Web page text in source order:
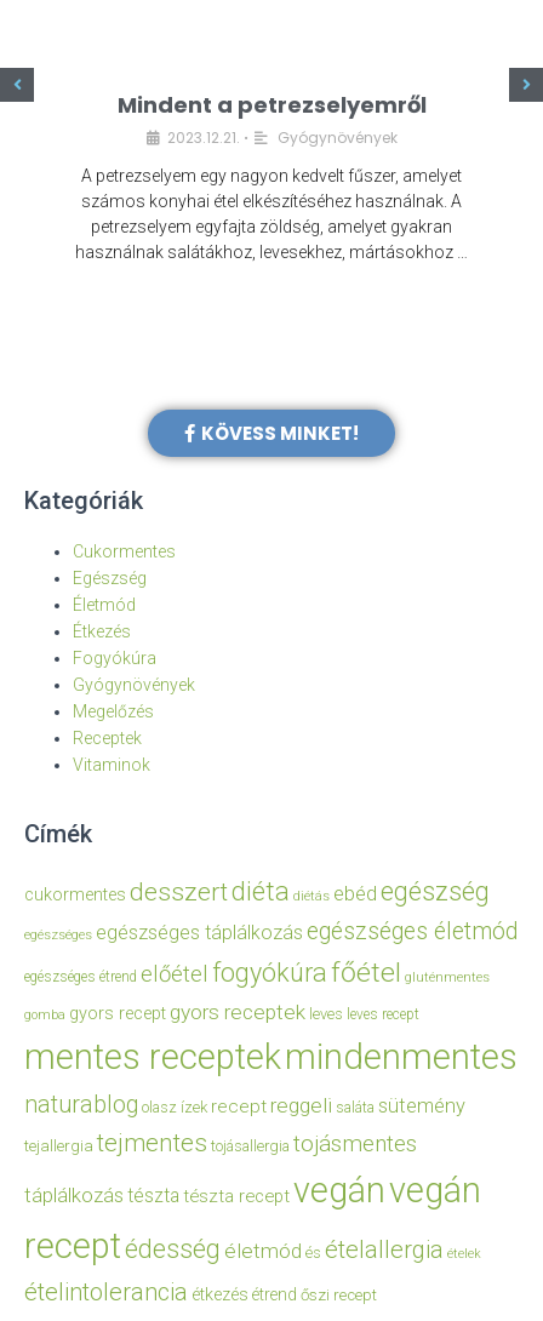
Mindent a petrezselyemről
2023.12.21. • Gyógynövények
A petrezselyem egy nagyon kedvelt fűszer, amelyet
számos konyhai étel elkészítéséhez használnak. A
petrezselyem egyfajta zöldség, amelyet gyakran
használnak salátákhoz, levesekhez, mártásokhoz …
KÖVESS MINKET!
Kategóriák
Cukormentes
Egészség
Életmód
Étkezés
Fogyókúra
Gyógynövények
Megelőzés
Receptek
Vitaminok
Címék
cukormentes desszertdiéta diétás ebéd egészség
egészséges egészséges táplálkozás egészséges életmód
egészséges étrend előétel fogyókúrafőétel gluténmentes
gomba gyors recept gyors receptek leves leves recept
mentes receptekmindenmentes
naturablog olasz ízek recept reggeli saláta sütemény
tejallergia tejmentes tojásallergia tojásmentes
táplálkozás tészta tészta receptvegánvegán
receptédesség életmód és ételallergia ételek
ételintolerancia étkezés étrend őszi recept